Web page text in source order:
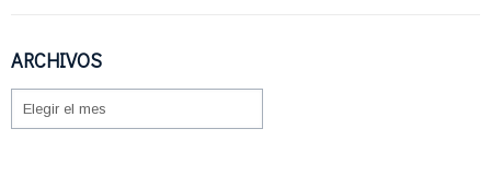
ARCHIVOS